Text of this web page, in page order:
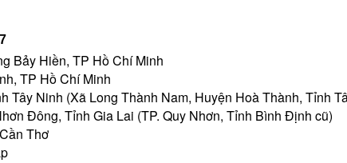
Bảy Hiền, TP Hồ Chí Minh
TP Hồ Chí Minh
Tây Ninh (Xã Long Thành Nam, Huyện Hoà Thành, Tỉnh
Đông, Tỉnh Gia Lai (TP. Quy Nhơn, Tỉnh Bình Định cũ)
Thơ